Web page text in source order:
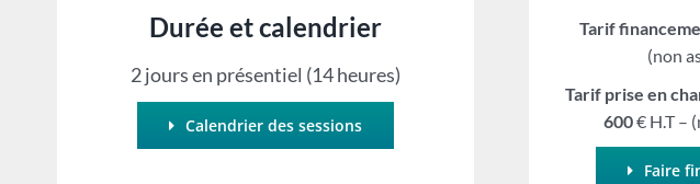
Durée et calendrier
2 jours en présentiel (14 heures)
Calendrier des sessions
Tarif
(non
Tarif prise en
600€ H.T –
Faire